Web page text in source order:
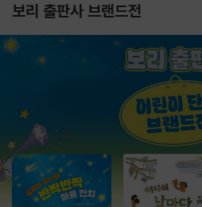
보리 출판사 브랜드전